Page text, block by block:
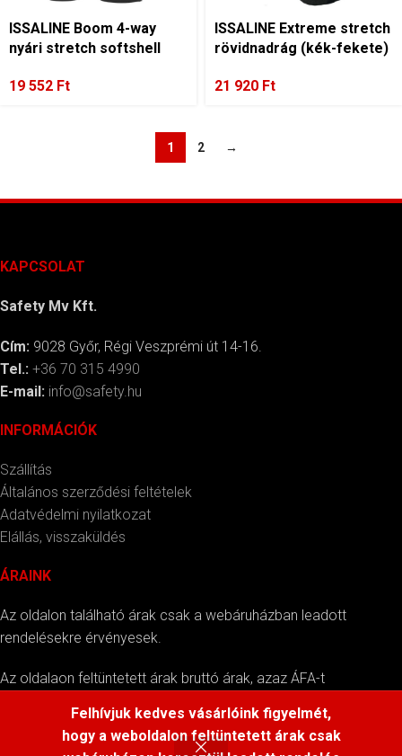
Felhívjuk kedves vásárlóink figyelmét,
hogy a weboldalon feltüntetett árak csak
ISSALINE Boom 4-way
nyári stretch softshell
19 552 Ft
ISSALINE Extreme stretch
rövidnadrág (kék-fekete)
21 920 Ft
1 2 →
KAPCSOLAT
Safety Mv Kft.
Cím: 9028 Győr, Régi Veszprémi út 14-16.
Tel.: +36 70 315 4990
E-mail: info@safety.hu
INFORMÁCIÓK
Szállítás
Általános szerződési feltételek
Adatvédelmi nyilatkozat
Elállás, visszaküldés
ÁRAINK
Az oldalon található árak csak a webáruházban leadott
rendelésekre érvényesek.
Az oldalaon feltüntetett árak bruttó árak, azaz ÁFA-t